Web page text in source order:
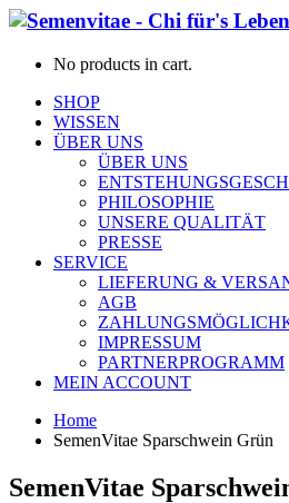
No products in cart.
SHOP
WISSEN
ÜBER UNS
ÜBER UNS
PHILOSOPHIE
UNSERE QUALITÄT
PRESSE
SERVICE
LIEFERUNG &
AGB
IMPRESSUM
PARTNERPROGRAMM
MEIN ACCOUNT
Home
SemenVitae Sparschwein Grün
SemenVitae